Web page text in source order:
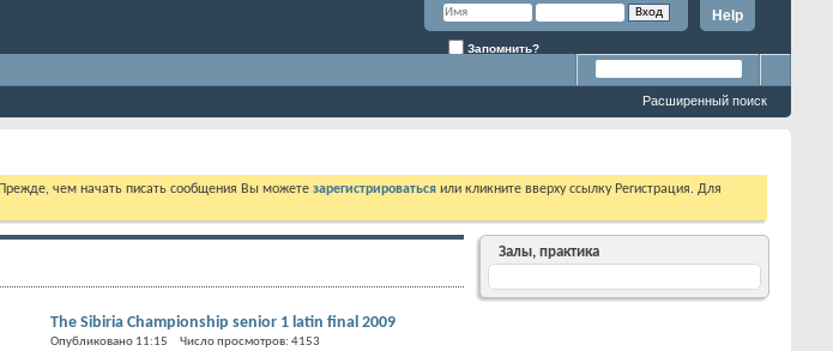
Help
Запомнить?
Расширенный поиск
чем начать писать сообщения Вы можете зарегистрироваться или кликните вверху ссылку Регистрация. Для
The Sibiria Championship senior 1 latin final 2009
Опубликовано 11:15 Число просмотров: 4153
Залы, практика